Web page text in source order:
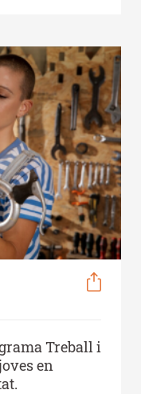
Treball i
en